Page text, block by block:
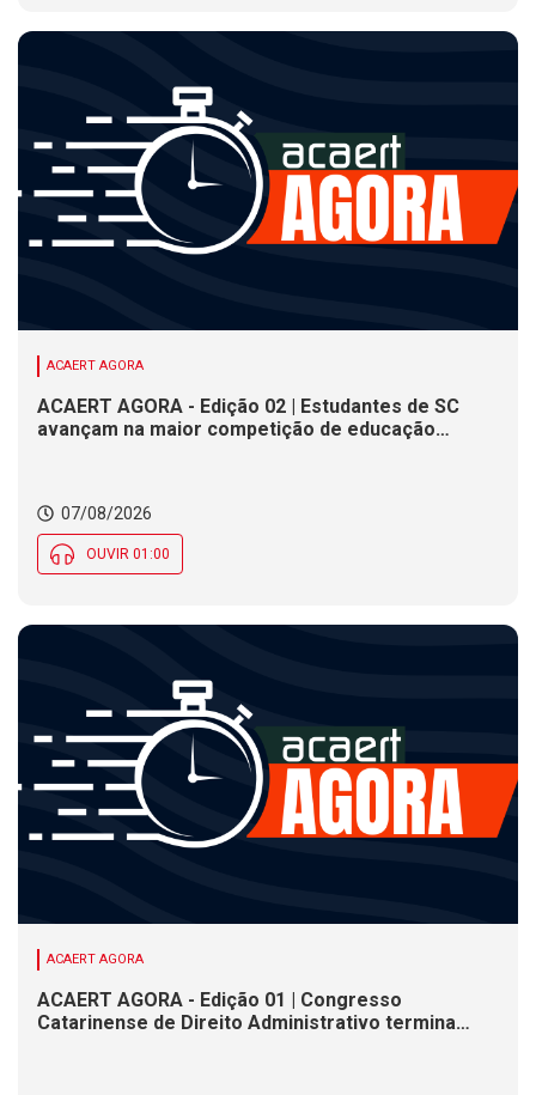
ACAERT AGORA
ACAERT AGORA - Edição 02 | Estudantes de SC
avançam na maior competição de educação
Social nesta sexta (7)
07/08/2026
OUVIR 01:00
ACAERT AGORA
ACAERT AGORA - Edição 01 | Congresso
Catarinense de Direito Administrativo termina